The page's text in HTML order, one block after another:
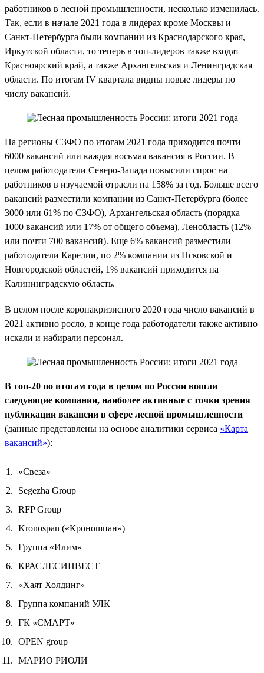
работников в лесной промышленности, несколько изменилась.
Так, если в начале 2021 года в лидерах кроме Москвы и
Санкт-Петербурга были компании из Краснодарского края,
Иркутской области, то теперь в топ-лидеров также входят
Красноярский край, а также Архангельская и Ленинградская
области. По итогам IV квартала видны новые лидеры по
числу вакансий.
На регионы СЗФО по итогам 2021 года приходится почти
6000 вакансий или каждая восьмая вакансия в России. В
целом работодатели Северо-Запада повысили спрос на
работников в изучаемой отрасли на 158% за год. Больше всего
вакансий разместили компании из Санкт-Петербурга (более
3000 или 61% по СЗФО), Архангельская область (порядка
1000 вакансий или 17% от общего объема), Ленобласть (12%
или почти 700 вакансий). Еще 6% вакансий разместили
работодатели Карелии, по 2% компании из Псковской и
Новгородской областей, 1% вакансий приходится на
Калининградскую область.
В целом после коронакризисного 2020 года число вакансий в
2021 активно росло, в конце года работодатели также активно
искали и набирали персонал.
В топ-20 по итогам года в целом по России вошли
следующие компании, наиболее активные с точки зрения
публикации вакансии в сфере лесной промышленности
(данные представлены на основе аналитики сервиса «Карта
вакансий»):
«Свеза»
Segezha Group
RFP Group
Kronospan («Кроношпан»)
Группа «Илим»
КРАСЛЕСИНВЕСТ
«Хаят Холдинг»
Группа компаний УЛК
ГК «СМАРТ»
OPEN group
МАРИО РИОЛИ